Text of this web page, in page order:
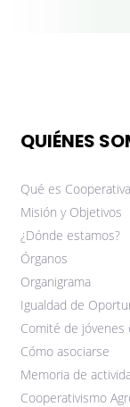
QUIÉNES
Qué es
Misión y Objetivos
¿Dónde estamos?
Órganos
Organigrama
Igualdad de
Comité de jóvenes
Cómo asociarse
Memoria de
Cooperativismo